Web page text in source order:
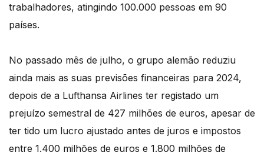
trabalhadores, atingindo 100.000 pessoas em 90
países.
No passado mês de julho, o grupo alemão reduziu
ainda mais as suas previsões financeiras para 2024,
depois de a Lufthansa Airlines ter registado um
prejuízo semestral de 427 milhões de euros, apesar de
ter tido um lucro ajustado antes de juros e impostos
entre 1.400 milhões de euros e 1.800 milhões de